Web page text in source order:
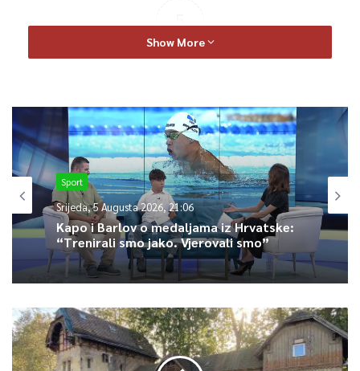
5
Article Rating
Show More
Sport
Srijeda, 5 Augusta 2026, 21:06
Kapo i Barlov o medaljama iz Hrvatske:
“Trenirali smo jako. Vjerovali smo”